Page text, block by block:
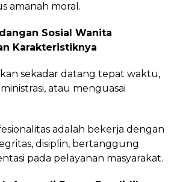
amanah moral.
Sosial Wanita
Karakteristiknya
sekadar datang tepat waktu,
atau menguasai
adalah bekerja dengan
disiplin, bertanggung
pada pelayanan masyarakat.